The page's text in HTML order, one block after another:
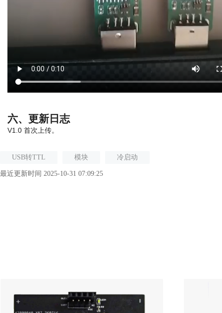
六、更新日志
V1.0 首次上传。
USB转TTL 模块 冷启动
最近更新时间 2025-10-31 07:09:25